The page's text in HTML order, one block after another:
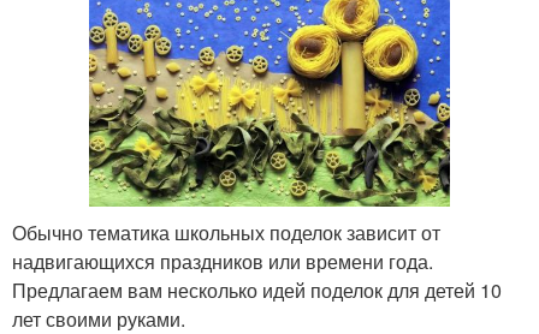
Обычно тематика школьных поделок зависит от
надвигающихся праздников или времени года.
Предлагаем вам несколько идей поделок для детей 10
лет своими руками.